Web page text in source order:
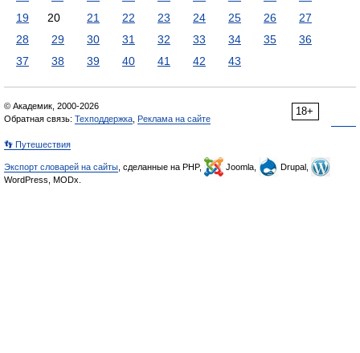
19
20 21 22 23 24 25 26
27
28
29 30 31 32 33 34 35
36
37
38 39 40 41 42 43
18+
© Академик, 2000-2026
Обратная связь: Техподдержка Реклама на сайте
👣 Путешествия
Экспорт словарей на сайты , сделанные на PHP, Joomla,
Drupal,
WordPress, MODx.